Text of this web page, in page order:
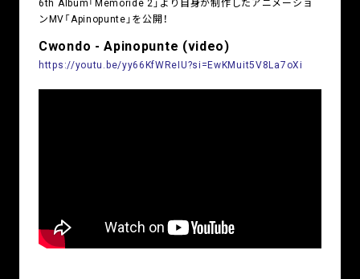
6th Album「Memoride 2」より自身が制作したアニメーショ
ンMV「Apinopunte」を公開！
Cwondo - Apinopunte (video)
https://youtu.be/yy66KfWReIU?si=EwKMuit5V8La7oXi